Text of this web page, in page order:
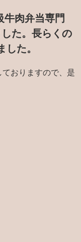
牛肉弁当専門
た。 長らくの
た。
おりますので、是